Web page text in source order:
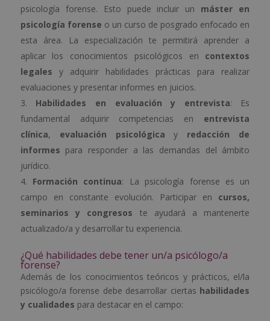
psicología forense. Esto puede incluir un máster en
psicología forense o un curso de posgrado enfocado en
esta área. La especialización te permitirá aprender a
aplicar los conocimientos psicológicos en contextos
legales y adquirir habilidades prácticas para realizar
evaluaciones y presentar informes en juicios.
Habilidades en evaluación y entrevista: Es
fundamental adquirir competencias en entrevista
clínica, evaluación psicológica y redacción de
informes para responder a las demandas del ámbito
jurídico.
Formación continua: La psicología forense es un
campo en constante evolución. Participar en cursos,
seminarios y congresos te ayudará a mantenerte
actualizado/a y desarrollar tu experiencia.
¿Qué habilidades debe tener un/a psicólogo/a
forense?
Además de los conocimientos teóricos y prácticos, el/la
psicólogo/a forense debe desarrollar ciertas habilidades
y cualidades para destacar en el campo: